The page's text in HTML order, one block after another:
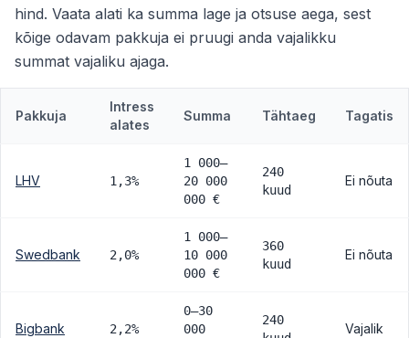
hind. Vaata alati ka summa lage ja otsuse aega, sest
kõige odavam pakkuja ei pruugi anda vajalikku
summat vajaliku ajaga.
Pakkuja
Intress
alates
Summa Tähtaeg Tagatis
LHV 1,3%
1 000–
20 000
000 €
240
kuud
Ei nõuta
Swedbank 2,0%
1 000–
10 000
000 €
360
kuud
Ei nõuta
Bigbank 2,2%
0–30
000
240
Vajalik